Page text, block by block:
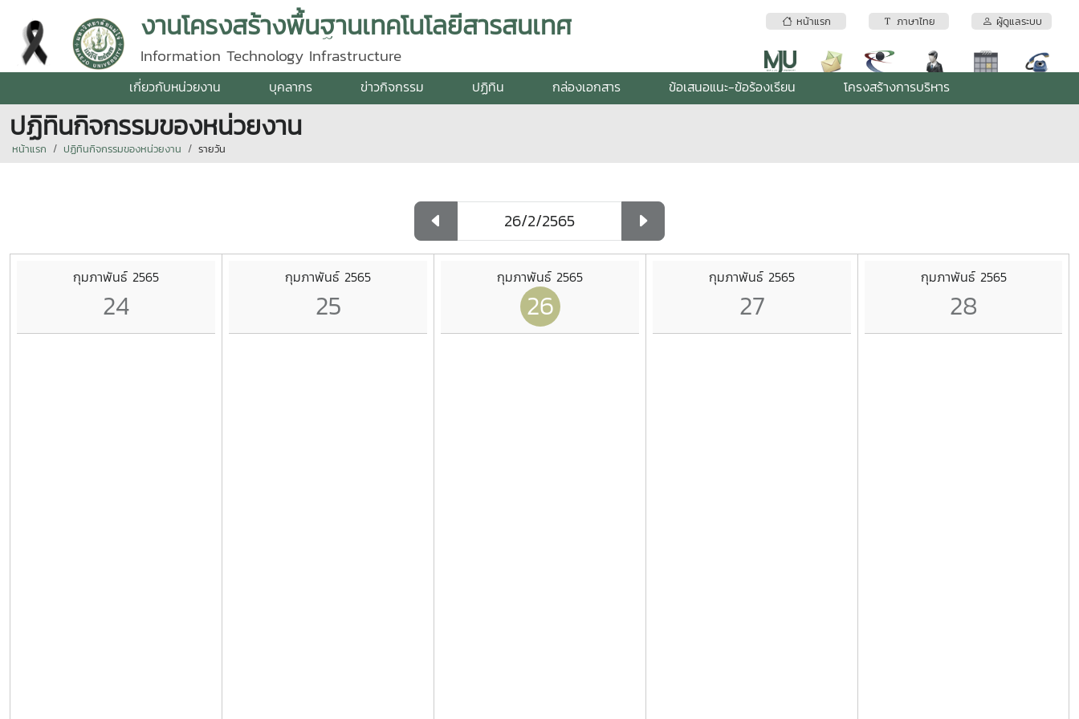
หน้าแรก ภาษาไทย ผู้ดูแลระบบ
งานโครงสร้างพื้นฐานเทคโนโลยีสารสนเทศ
Information Technology Infrastructure
เกี่ยวกับหน่วยงาน บุคลากร ข่าวกิจกรรม ปฏิทิน กล่องเอกสาร ข้อเสนอแนะ-ข้อร้องเรียน โครงสร้างการบริหาร
ปฏิทินกิจกรรมของหน่วยงาน
หน้าแรก ปฏิทินกิจกรรมของหน่วยงาน รายวัน
กุมภาพันธ์ 2565
24
กุมภาพันธ์ 2565
25
กุมภาพันธ์ 2565
26
กุมภาพันธ์ 2565
27
กุมภาพันธ์ 2565
28